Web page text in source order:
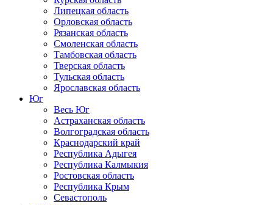
Липецкая область
Орловская область
Рязанская область
Смоленская область
Тамбовская область
Тверская область
Тульская область
Ярославская область
Юг
Весь Юг
Астраханская область
Волгоградская область
Краснодарский край
Республика Адыгея
Республика Калмыкия
Ростовская область
Республика Крым
Севастополь